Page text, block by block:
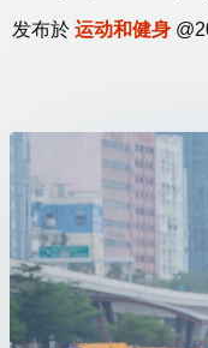
发布於 运动和健身